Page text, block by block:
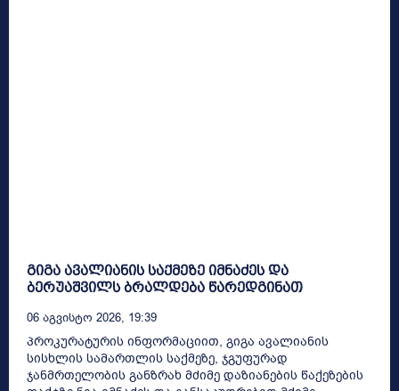
გიგა ავალიანის საქმეზე იმნაძეს და
ბერუაშვილს ბრალდება წარედგინათ
06 Აგვისტო 2026, 19:39
პროკურატურის ინფორმაციით, გიგა ავალიანის
სისხლის სამართლის საქმეზე, ჯგუფურად
ჯანმრთელობის განზრახ მძიმე დაზიანების წაქეზების